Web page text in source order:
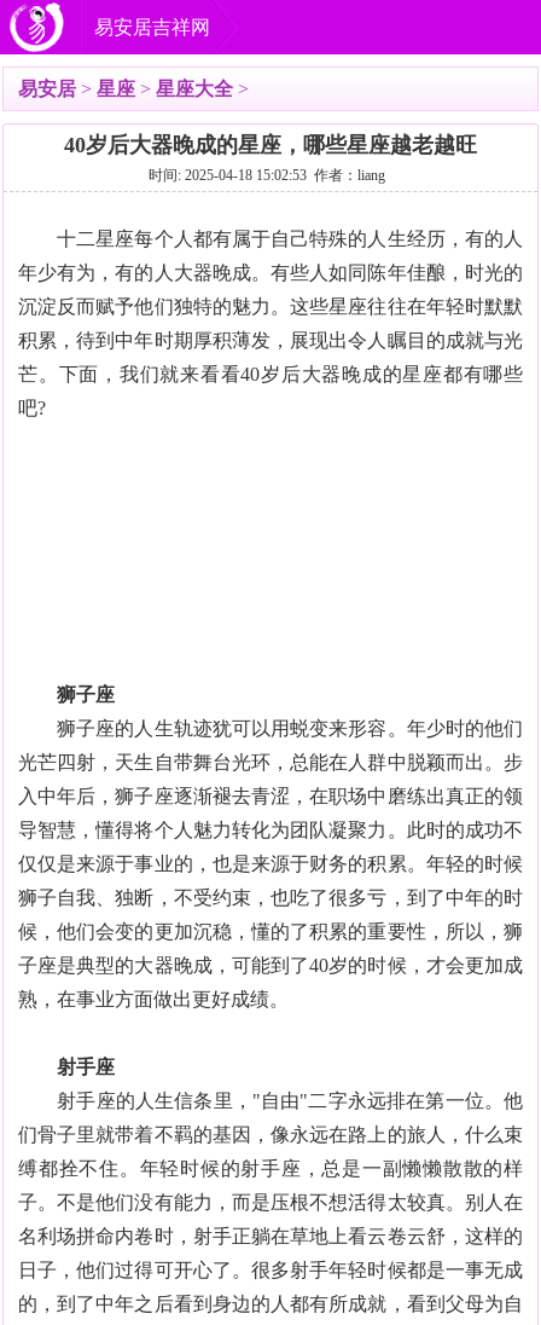
易安居吉祥网
易安居 > 星座 > 星座大全 >
40岁后大器晚成的星座，哪些星座越老越旺
时间: 2025-04-18 15:02:53 作者：liang
十二星座每个人都有属于自己特殊的人生经历，有的人
年少有为，有的人大器晚成。有些人如同陈年佳酿，时光的
沉淀反而赋予他们独特的魅力。这些星座往往在年轻时默默
积累，待到中年时期厚积薄发，展现出令人瞩目的成就与光
芒。下面，我们就来看看40岁后大器晚成的星座都有哪些
吧?
狮子座
狮子座的人生轨迹犹可以用蜕变来形容。年少时的他们
光芒四射，天生自带舞台光环，总能在人群中脱颖而出。步
入中年后，狮子座逐渐褪去青涩，在职场中磨练出真正的领
导智慧，懂得将个人魅力转化为团队凝聚力。此时的成功不
仅仅是来源于事业的，也是来源于财务的积累。年轻的时候
狮子自我、独断，不受约束，也吃了很多亏，到了中年的时
候，他们会变的更加沉稳，懂的了积累的重要性，所以，狮
子座是典型的大器晚成，可能到了40岁的时候，才会更加成
熟，在事业方面做出更好成绩。
射手座
射手座的人生信条里，"自由"二字永远排在第一位。他
们骨子里就带着不羁的基因，像永远在路上的旅人，什么束
缚都拴不住。年轻时候的射手座，总是一副懒懒散散的样
子。不是他们没有能力，而是压根不想活得太较真。别人在
名利场拼命内卷时，射手正躺在草地上看云卷云舒，这样的
日子，他们过得可开心了。很多射手年轻时候都是一事无成
的，到了中年之后看到身边的人都有所成就，看到父母为自